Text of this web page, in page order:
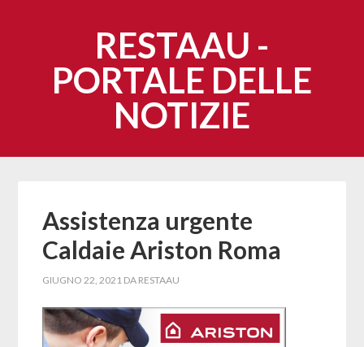
RESTAAU -
PORTALE DELLE
NOTIZIE
Assistenza urgente
Caldaie Ariston Roma
GIUGNO 22, 2021 DA RESTAAU